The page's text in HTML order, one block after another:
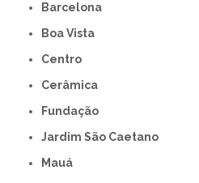
Barcelona
Boa Vista
Centro
Cerâmica
Fundação
Jardim São Caetano
Mauá